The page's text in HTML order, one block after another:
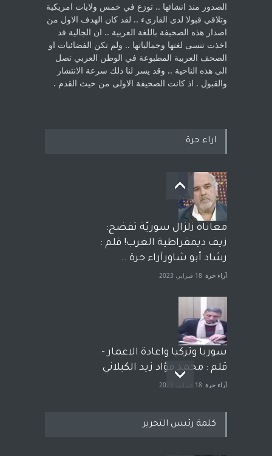
الصدور منذ انشائها .. توزع في خمس ولايات امريكية
‏وتلاقي قبولا لدى القارىء ..‏ لقد كان الهدف الاول من
اصدار هذه الصحيفة باللغة العربية .. ان الجالية قد
اخذت ‏تنسى لغتها وجمالياتها .. ولم تكن الفضائيات او
الصحف العربية المطبوعة في الوطن ‏العربي تصل
الى هذه الناحية .. وقد يسر لنا ذلك سرعة الانتشار
والقبول . اذ كانت ‏الصحيفة الاولى من حيث القدم . ‏
اراء حرة
معاناة زلزال سوريّة تفضح:
زيف ديمقراطية الغرب! قلم :
رشاد أبو شاورآراء حرة ..
آراء حرة 18 فبراير، 2023
سوريا وتركيا واعادة الاعمار -
قلم : محمد فؤاد زيد الكيلاني
آراء حرة 18 فبراير، 2023
كلمة رئيس التحرير